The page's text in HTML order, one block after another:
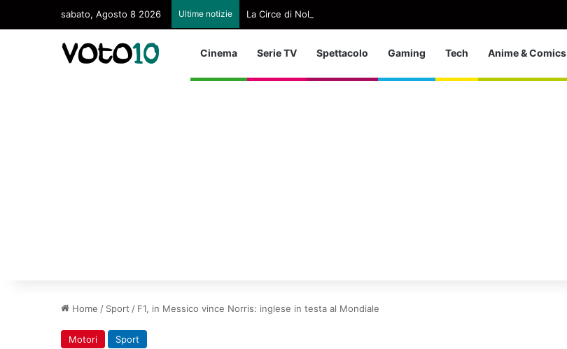
sabato, Agosto 8 2026 Ultime notizie La Circe di Nolan senza ingaggi: il paradosso di Samantha Norton
Cinema Serie TV Spettacolo Gaming Tech Anime & Comics
Home / Sport / F1, in Messico vince Norris: inglese in testa al Mondiale
Motori Sport